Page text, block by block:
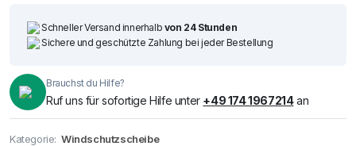
Schneller Versand innerhalb von 24 Stunden
Sichere und geschützte Zahlung bei jeder Bestellung
Brauchst du Hilfe?
Ruf uns für sofortige Hilfe unter +49 174 1967214an
Kategorie: Windschutzscheibe